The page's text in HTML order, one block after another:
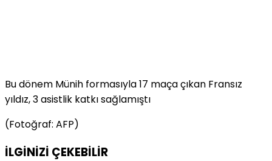
Bu dönem Münih formasıyla 17 maça çıkan Fransız
yıldız, 3 asistlik katkı sağlamıştı
(Fotoğraf: AFP)
İLGİNİZİ ÇEKEBİLİR